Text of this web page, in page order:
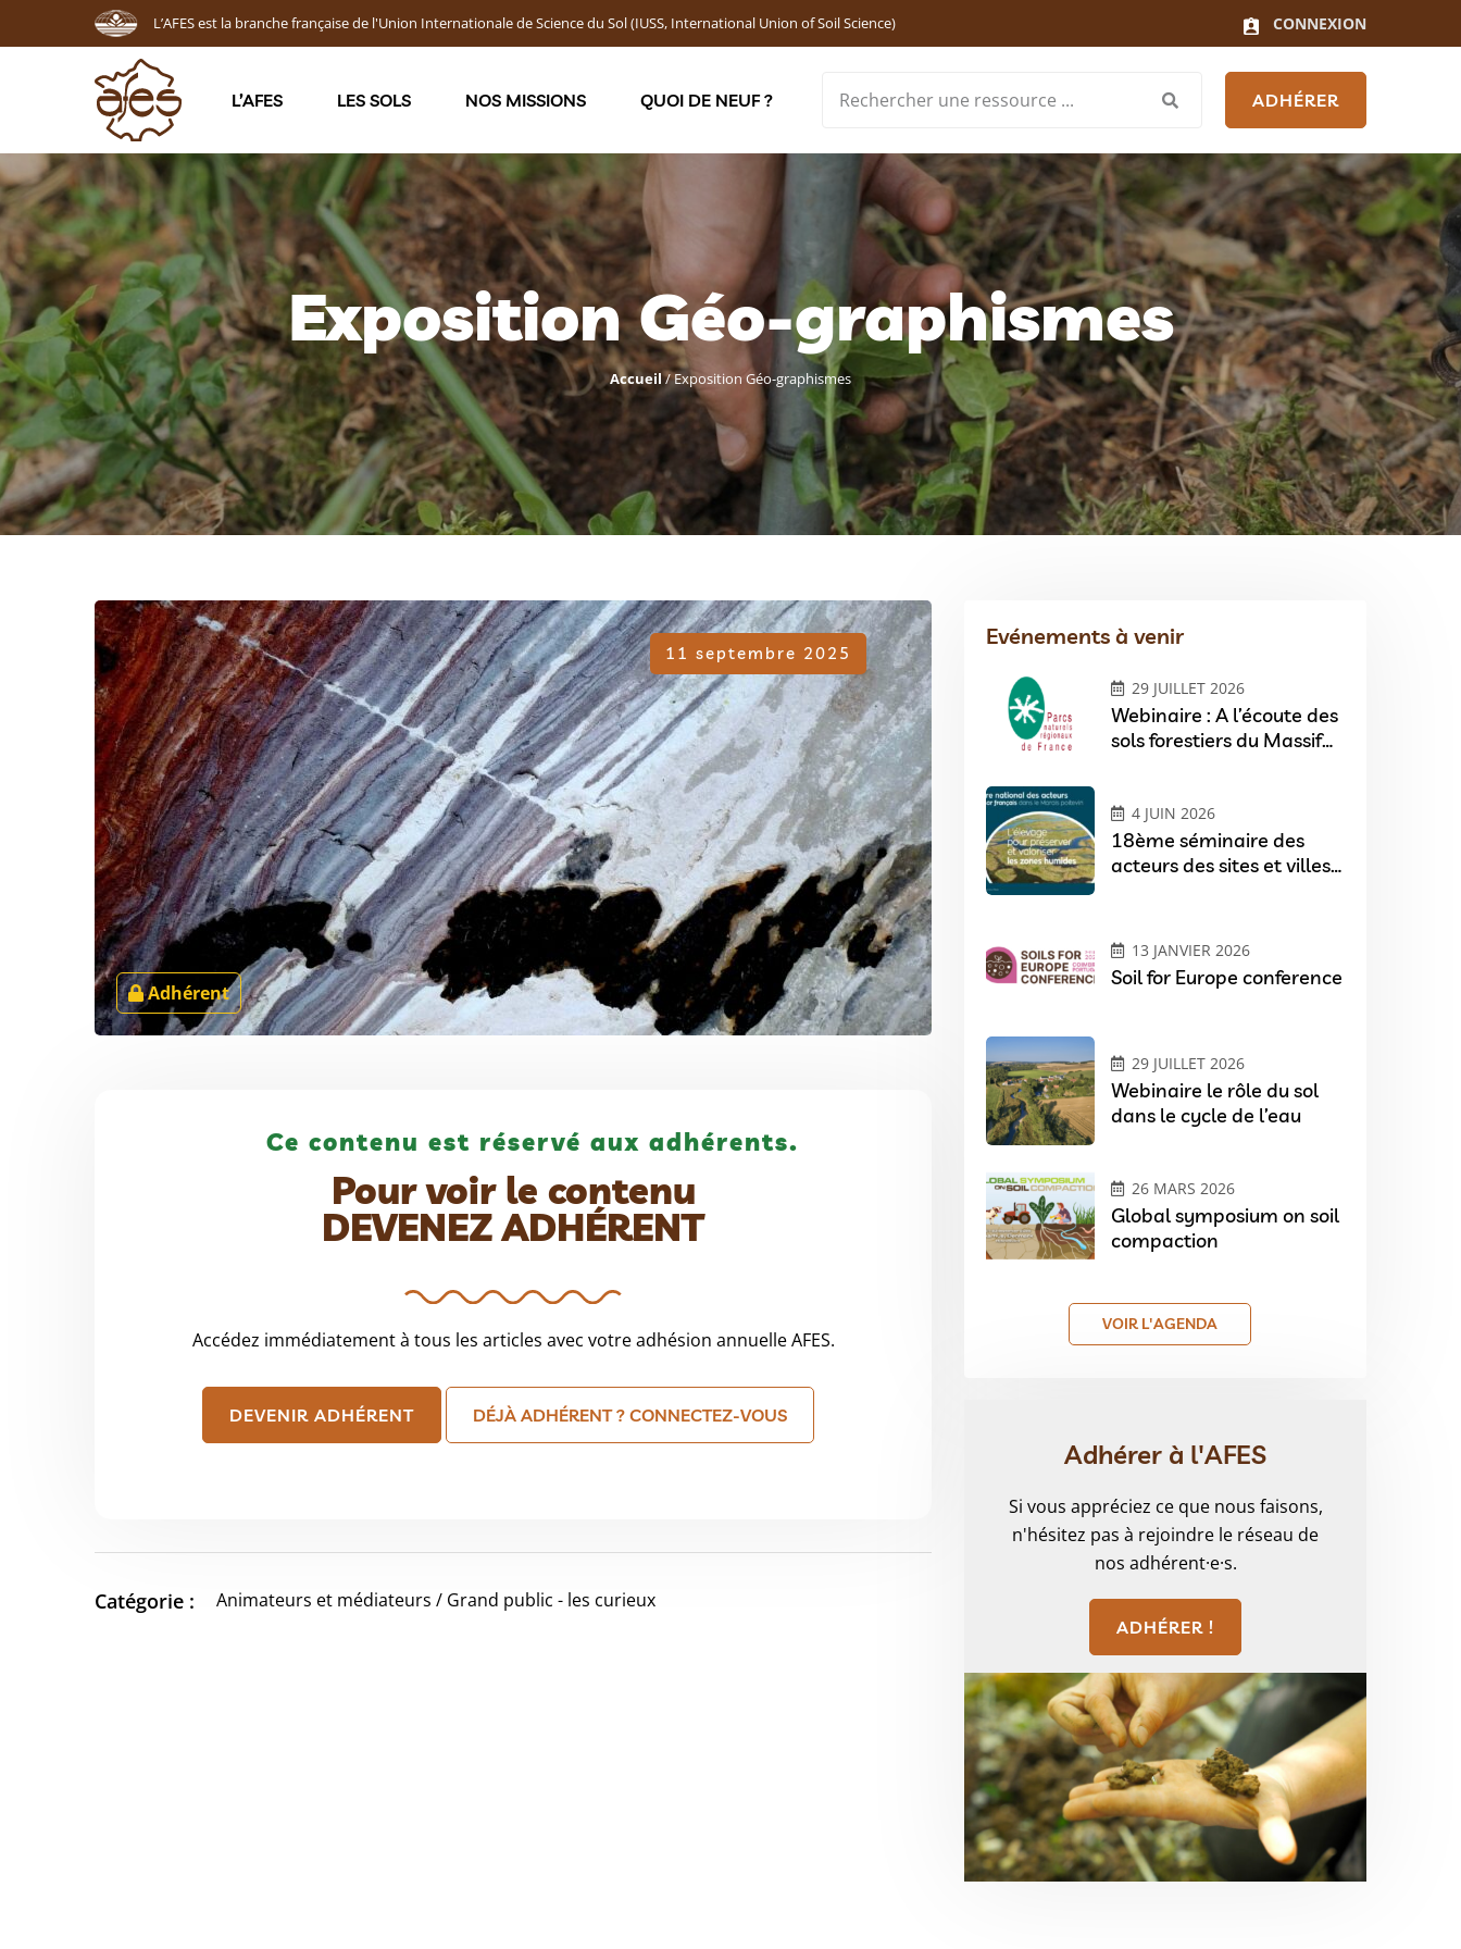
L’AFES est la branche française de l'Union Internationale de Science du Sol (IUSS, International Union of Soil Science) CONNEXION
L’AFES LES SOLS NOS MISSIONS QUOI DE NEUF ? ADHÉRER
Exposition Géo-graphismes
Accueil/Exposition Géo-graphismes
11 septembre 2025
Adhérent
Ce contenu est réservé aux adhérents.
Pour voir le contenu
DEVENEZ ADHÉRENT
Accédez immédiatement à tous les articles avec votre adhésion annuelle AFES.
DEVENIR ADHÉRENT DÉJÀ ADHÉRENT ? CONNECTEZ-VOUS
Catégorie : Animateurs et médiateurs / Grand public - les curieux
Evénements à venir
29 JUILLET 2026
Webinaire : A l’écoute des
sols forestiers du Massif
4 JUIN 2026
18ème séminaire des
acteurs des sites et villes
13 JANVIER 2026
Soil for Europe conference
29 JUILLET 2026
Webinaire le rôle du sol
dans le cycle de l’eau
26 MARS 2026
Global symposium on soil
compaction
VOIR L'AGENDA
Adhérer à l'AFES
Si vous appréciez ce que nous faisons,
n'hésitez pas à rejoindre le réseau de
nos adhérent·e·s.
ADHÉRER !